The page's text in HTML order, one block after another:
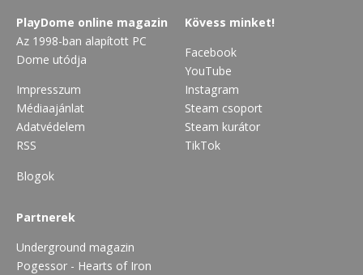
PlayDome online magazin
Az 1998-ban alapított PC
Dome utódja
Impresszum
Médiaajánlat
Adatvédelem
RSS
Blogok
Kövess minket!
Facebook
YouTube
Instagram
Steam csoport
Steam kurátor
TikTok
Partnerek
Underground magazin
Pogessor - Hearts of Iron